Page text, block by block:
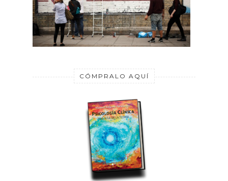
CÓMPRALO AQUÍ